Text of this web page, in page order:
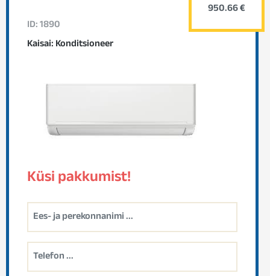
ID: 1890
Kaisai: Konditsioneer
Küsi pakkumist!
950.66 €